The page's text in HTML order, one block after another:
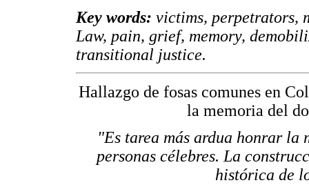
Key words: victims, perpetrators,
Law, pain, grief, memory,
transitional justice.
Hallazgo de fosas comunes en
la memoria del
"Es tarea más ardua honrar la
personas célebres. La
histórica de